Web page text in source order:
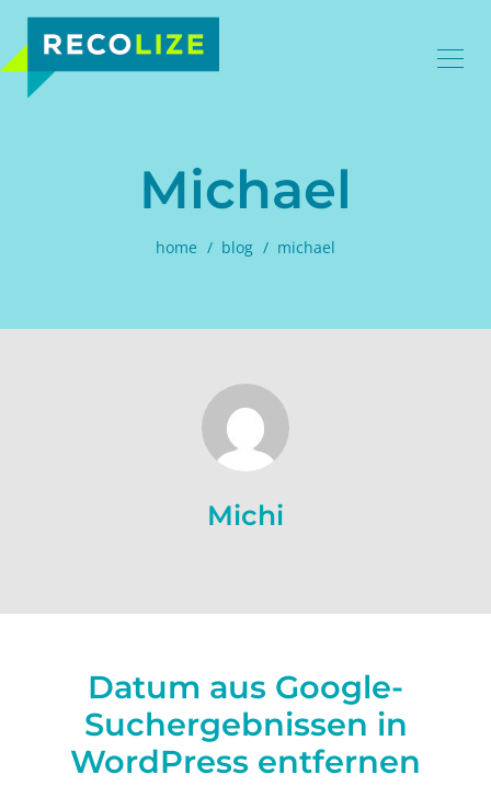
Michael
home blog michael
Michi
Datum aus Google-
Suchergebnissen in
WordPress entfernen